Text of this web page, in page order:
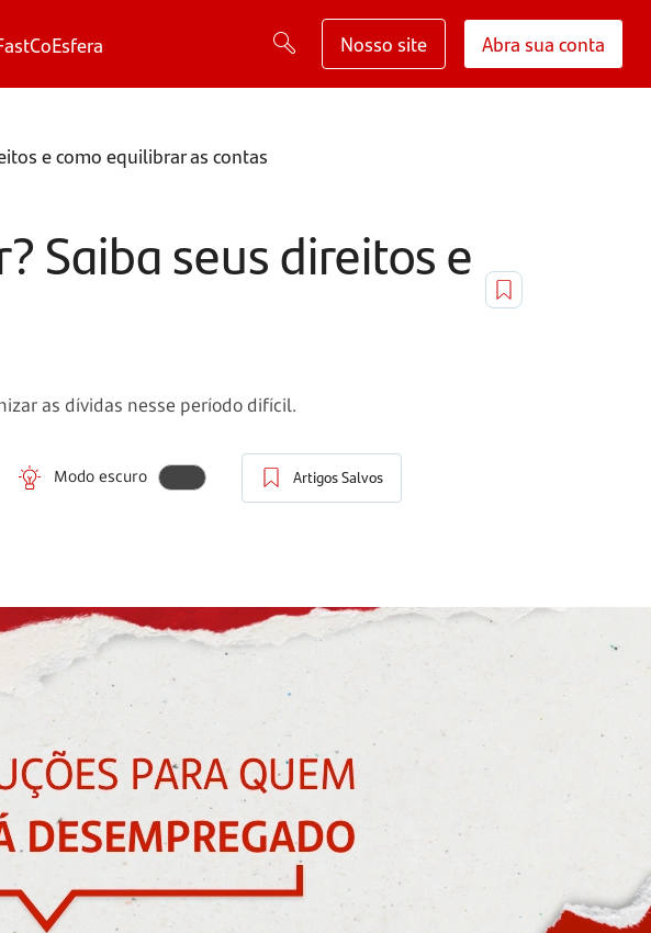
Esfera Nosso site Abra sua conta
e como equilibrar as contas
Saiba seus direitos e
as dívidas nesse período difícil.
Modo escuro Artigos Salvos